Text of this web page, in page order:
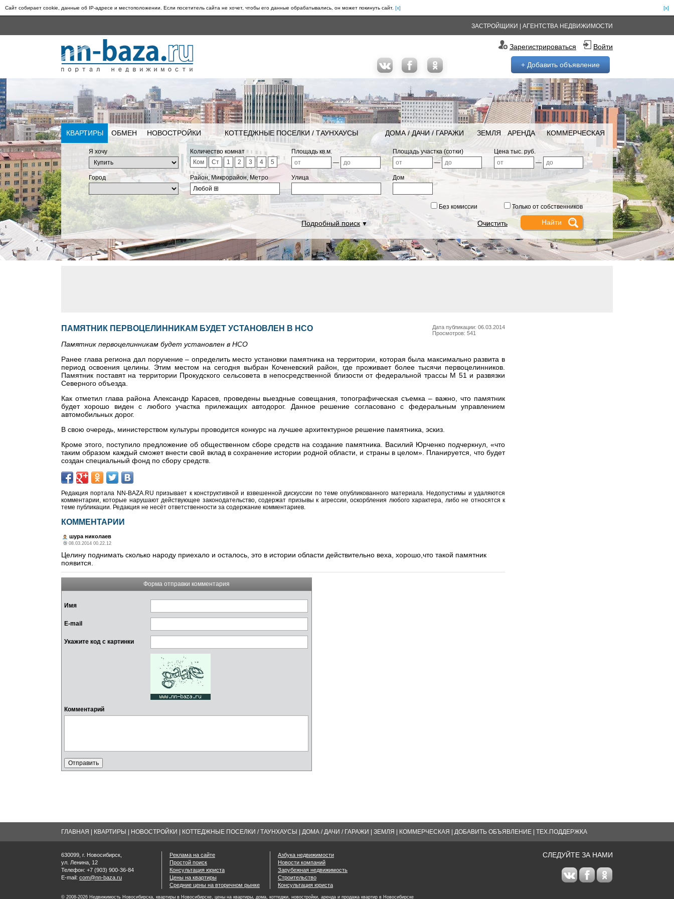
Сайт собирает cookie, данные об IP-адресе и местоположении. Если посетитель сайта не хочет, чтобы его данные обрабатывались, он может покинуть сайт. [x]
[x]
ЗАСТРОЙЩИКИ АГЕНТСТВА НЕДВИЖИМОСТИ
Зарегистрироваться Войти
+ Добавить объявление
КВАРТИРЫ ОБМЕН НОВОСТРОЙКИ КОТТЕДЖНЫЕ ПОСЕЛКИ / ТАУНХАУСЫ ДОМА / ДАЧИ / ГАРАЖИ ЗЕМЛЯ АРЕНДА КОММЕРЧЕСКАЯ
Я хочу
Количество комнат
Ком
Ст 1 2 3 4 5
Площадь кв.м.
—
Площадь участка (сотки)
—
Цена тыс. руб.
—
Город
Район, Микрорайон, Метро
Любой ⊞
Улица Дом
Без комиссии Только от собственников
Подробный поиск▼ Очистить
Дата публикации: 06.03.2014
Просмотров: 541
ПАМЯТНИК ПЕРВОЦЕЛИННИКАМ БУДЕТ УСТАНОВЛЕН В НСО
Памятник первоцелинникам будет установлен в НСО
Ранее глава региона дал поручение – определить место установки памятника на территории, которая была максимально развита в
период освоения целины. Этим местом на сегодня выбран Коченевский район, где проживает более тысячи первоцелинников.
Памятник поставят на территории Прокудского сельсовета в непосредственной близости от федеральной трассы М 51 и развязки
Северного объезда.
Как отметил глава района Александр Карасев, проведены выездные совещания, топографическая съемка – важно, что памятник
будет хорошо виден с любого участка прилежащих автодорог. Данное решение согласовано с федеральным управлением
автомобильных дорог.
В свою очередь, министерством культуры проводится конкурс на лучшее архитектурное решение памятника, эскиз.
Кроме этого, поступило предложение об общественном сборе средств на создание памятника. Василий Юрченко подчеркнул, «что
таким образом каждый сможет внести свой вклад в сохранение истории родной области, и страны в целом». Планируется, что будет
создан специальный фонд по сбору средств.
Редакция портала NN-BAZA.RU призывает к конструктивной и взвешенной дискуссии по теме опубликованного материала. Недопустимы и удаляются
комментарии, которые нарушают действующее законодательство, содержат призывы к агрессии, оскорбления любого характера, либо не относятся к
теме публикации. Редакция не несёт ответственности за содержание комментариев.
КОММЕНТАРИИ
шура николаев
08.03.2014 00.22.12
Целину поднимать сколько народу приехало и осталось, это в истории области действительно веха, хорошо,что такой памятник
появится.
Форма отправки комментария
Имя
E-mail
Укажите код с картинки
Комментарий
ГЛАВНАЯ КВАРТИРЫ НОВОСТРОЙКИ КОТТЕДЖНЫЕ ПОСЕЛКИ / ТАУНХАУСЫ ДОМА / ДАЧИ / ГАРАЖИ ЗЕМЛЯ КОММЕРЧЕСКАЯ ДОБАВИТЬ ОБЪЯВЛЕНИЕ ТЕХ.ПОДДЕРЖКА
630099, г. Новосибирск,
ул. Ленина, 12
Телефон: +7 (903) 900-36-84
E-mail: com@nn-baza.ru
Реклама на сайте
Простой поиск
Консультация юриста
Цены на квартиры
Средние цены на вторичном рынке
Азбука недвижимости
Новости компаний
Зарубежная недвижимость
Строительство
Консультация юриста
СЛЕДУЙТЕ ЗА НАМИ
© 2008-2026 Недвижимость Новосибирска, квартиры в Новосибирске, цены на квартиры, дома, коттеджи, новостройки, аренда и продажа квартир в Новосибирске